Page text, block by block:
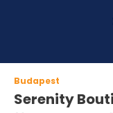
Budapest
Serenity